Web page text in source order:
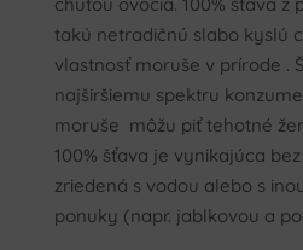
takú netradičnú slabo kyslú
vlastnosť moruše v prírode .
najširšiemu spektru
moruše môžu piť tehotné
100% šťava je vynikajúca
zriedená s vodou alebo s
ponuky (napr. jablkovou a